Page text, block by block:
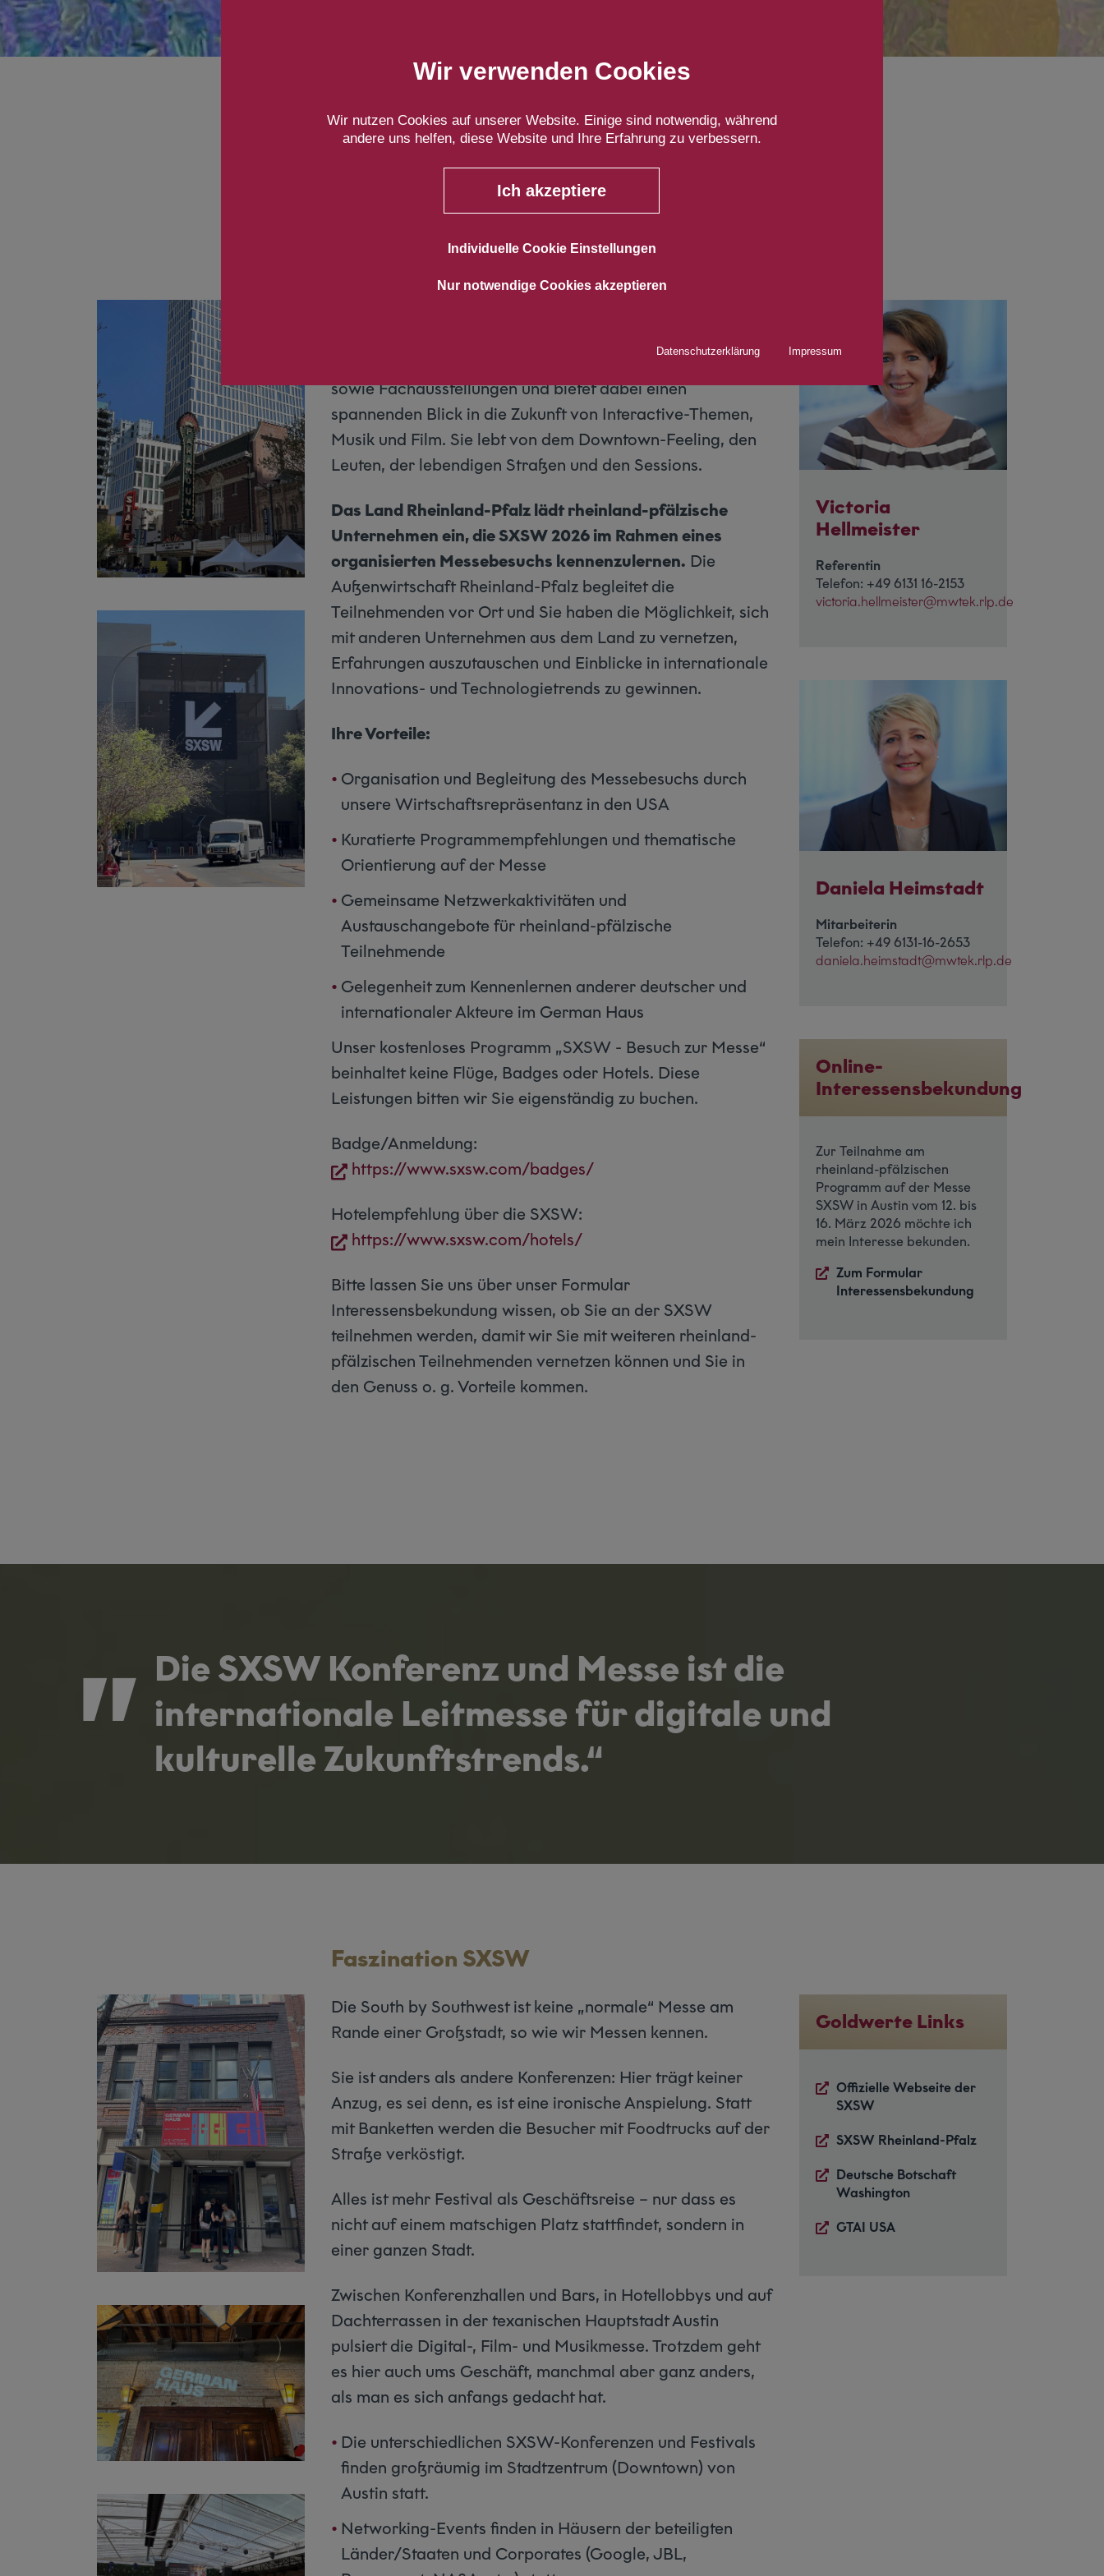
Wir verwenden Cookies
Wir nutzen Cookies auf unserer Website. Einige sind notwendig, während
andere uns helfen, diese Website und Ihre Erfahrung zu verbessern.
Ich akzeptiere
Individuelle Cookie Einstellungen
Nur notwendige Cookies akzeptieren
Datenschutzerklärung Impressum
Besuch zur Messe
South by Southwest
12. bis 16. März 2026
Austin, Texas USA
sowie Fachausstellungen und bietet dabei einen
spannenden Blick in die Zukunft von Interactive-Themen,
Musik und Film. Sie lebt von dem Downtown-Feeling, den
Leuten, der lebendigen Straßen und den Sessions.
Das Land Rheinland-Pfalz lädt rheinland-pfälzische
Unternehmen ein, die SXSW 2026 im Rahmen eines
organisierten Messebesuchs kennenzulernen. Die
Außenwirtschaft Rheinland-Pfalz begleitet die
Teilnehmenden vor Ort und Sie haben die Möglichkeit, sich
mit anderen Unternehmen aus dem Land zu vernetzen,
Erfahrungen auszutauschen und Einblicke in internationale
Innovations- und Technologietrends zu gewinnen.
Ihre Vorteile:
Organisation und Begleitung des Messebesuchs durch
unsere Wirtschaftsrepräsentanz in den USA
Kuratierte Programmempfehlungen und thematische
Orientierung auf der Messe
Gemeinsame Netzwerkaktivitäten und
Austauschangebote für rheinland-pfälzische
Teilnehmende
Gelegenheit zum Kennenlernen anderer deutscher und
internationaler Akteure im German Haus
Unser kostenloses Programm „SXSW - Besuch zur Messe“
beinhaltet keine Flüge, Badges oder Hotels. Diese
Leistungen bitten wir Sie eigenständig zu buchen.
Badge/Anmeldung:
https://www.sxsw.com/badges/
Hotelempfehlung über die SXSW:
https://www.sxsw.com/hotels/
Bitte lassen Sie uns über unser Formular
Interessensbekundung wissen, ob Sie an der SXSW
teilnehmen werden, damit wir Sie mit weiteren rheinland-
pfälzischen Teilnehmenden vernetzen können und Sie in
den Genuss o. g. Vorteile kommen.
Victoria
Hellmeister
Referentin
Telefon: +49 6131 16-2153
victoria.hellmeister@mwtek.rlp.de
Daniela Heimstadt
Mitarbeiterin
Telefon: +49 6131-16-2653
daniela.heimstadt@mwtek.rlp.de
Online-
Interessensbekundung
Zur Teilnahme am
rheinland-pfälzischen
Programm auf der Messe
SXSW in Austin vom 12. bis
16. März 2026 möchte ich
mein Interesse bekunden.
Zum Formular
Interessensbekundung
Die SXSW Konferenz und Messe ist die
internationale Leitmesse für digitale und
kulturelle Zukunftstrends.
Faszination SXSW
Die South by Southwest ist keine „normale“ Messe am
Rande einer Großstadt, so wie wir Messen kennen.
Sie ist anders als andere Konferenzen: Hier trägt keiner
Anzug, es sei denn, es ist eine ironische Anspielung. Statt
mit Banketten werden die Besucher mit Foodtrucks auf der
Straße verköstigt.
Alles ist mehr Festival als Geschäftsreise – nur dass es
nicht auf einem matschigen Platz stattfindet, sondern in
einer ganzen Stadt.
Zwischen Konferenzhallen und Bars, in Hotellobbys und auf
Dachterrassen in der texanischen Hauptstadt Austin
pulsiert die Digital-, Film- und Musikmesse. Trotzdem geht
es hier auch ums Geschäft, manchmal aber ganz anders,
als man es sich anfangs gedacht hat.
Die unterschiedlichen SXSW-Konferenzen und Festivals
finden großräumig im Stadtzentrum (Downtown) von
Austin statt.
Networking-Events finden in Häusern der beteiligten
Länder/Staaten und Corporates (Google, JBL,
Goldwerte Links
Offizielle Webseite der
SXSW
SXSW Rheinland-Pfalz
Deutsche Botschaft
Washington
GTAI USA